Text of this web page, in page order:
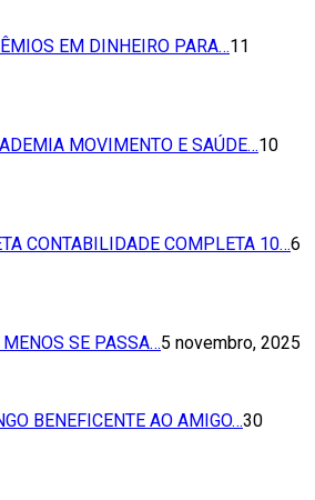
EM DINHEIRO PARA…11
MOVIMENTO E SAÚDE…10
CONTABILIDADE COMPLETA 10…6
SE PASSA…5 novembro, 2025
BENEFICENTE AO AMIGO…30